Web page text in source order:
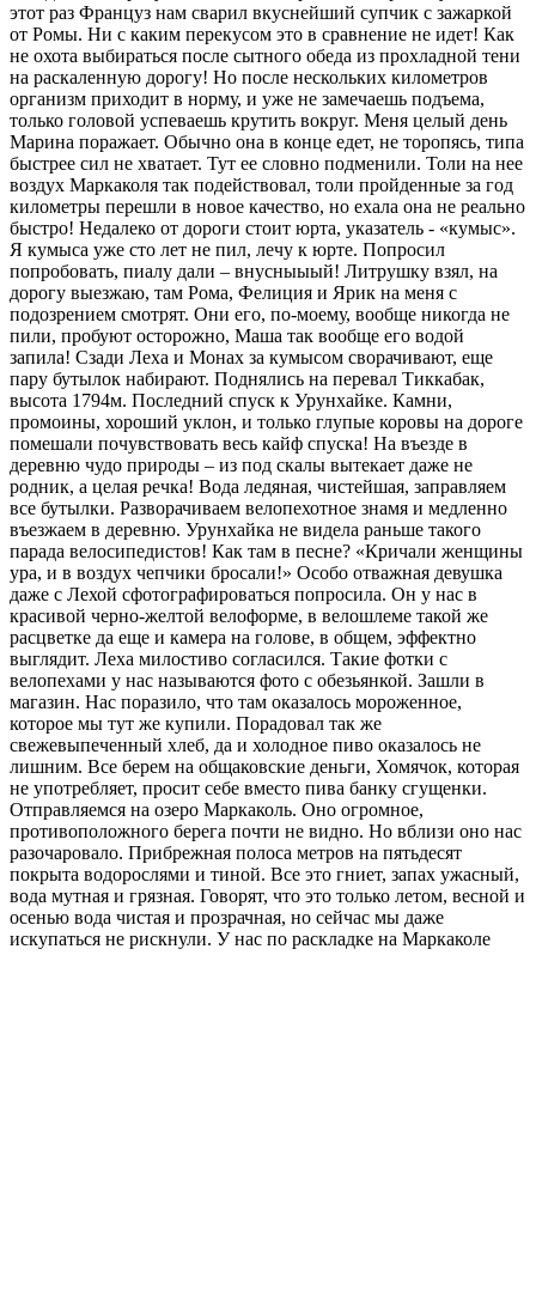
этот раз Француз нам сварил вкуснейший супчик с зажаркой
от Ромы. Ни с каким перекусом это в сравнение не идет! Как
не охота выбираться после сытного обеда из прохладной тени
на раскаленную дорогу! Но после нескольких километров
организм приходит в норму, и уже не замечаешь подъема,
только головой успеваешь крутить вокруг. Меня целый день
Марина поражает. Обычно она в конце едет, не торопясь, типа
быстрее сил не хватает. Тут ее словно подменили. Толи на нее
воздух Маркаколя так подействовал, толи пройденные за год
километры перешли в новое качество, но ехала она не реально
быстро! Недалеко от дороги стоит юрта, указатель - «кумыс».
Я кумыса уже сто лет не пил, лечу к юрте. Попросил
попробовать, пиалу дали – внусныыый! Литрушку взял, на
дорогу выезжаю, там Рома, Фелиция и Ярик на меня с
подозрением смотрят. Они его, по-моему, вообще никогда не
пили, пробуют осторожно, Маша так вообще его водой
запила! Сзади Леха и Монах за кумысом сворачивают, еще
пару бутылок набирают. Поднялись на перевал Тиккабак,
высота 1794м. Последний спуск к Урунхайке. Камни,
промоины, хороший уклон, и только глупые коровы на дороге
помешали почувствовать весь кайф спуска! На въезде в
деревню чудо природы – из под скалы вытекает даже не
родник, а целая речка! Вода ледяная, чистейшая, заправляем
все бутылки. Разворачиваем велопехотное знамя и медленно
въезжаем в деревню. Урунхайка не видела раньше такого
парада велосипедистов! Как там в песне? «Кричали женщины
ура, и в воздух чепчики бросали!» Особо отважная девушка
даже с Лехой сфотографироваться попросила. Он у нас в
красивой черно-желтой велоформе, в велошлеме такой же
расцветке да еще и камера на голове, в общем, эффектно
выглядит. Леха милостиво согласился. Такие фотки с
велопехами у нас называются фото с обезьянкой. Зашли в
магазин. Нас поразило, что там оказалось мороженное,
которое мы тут же купили. Порадовал так же
свежевыпеченный хлеб, да и холодное пиво оказалось не
лишним. Все берем на общаковские деньги, Хомячок, которая
не употребляет, просит себе вместо пива банку сгущенки.
Отправляемся на озеро Маркаколь. Оно огромное,
противоположного берега почти не видно. Но вблизи оно нас
разочаровало. Прибрежная полоса метров на пятьдесят
покрыта водорослями и тиной. Все это гниет, запах ужасный,
вода мутная и грязная. Говорят, что это только летом, весной и
осенью вода чистая и прозрачная, но сейчас мы даже
искупаться не рискнули. У нас по раскладке на Маркаколе